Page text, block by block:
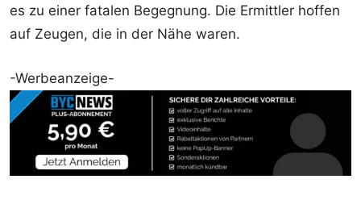
es zu einer fatalen Begegnung. Die Ermittler hoffen
auf Zeugen, die in der Nähe waren.
-Werbeanzeige-